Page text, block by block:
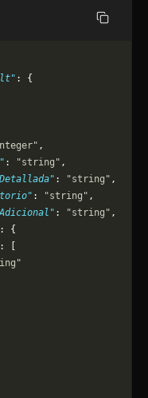
Copiar
: {
,
: "string" ,
: "string" ,
: "string" ,
: "string" ,
: {
: [